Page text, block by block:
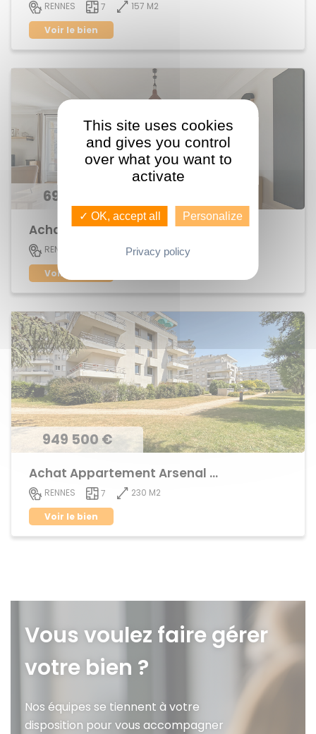
RENNES 7
157 M2
Voir le bien
696 300 €
Achat Appartement centre ville
RENNES
152 M2
Voir le bien
949 500 €
Achat Appartement Arsenal - Redon
RENNES 7
230 M2
Voir le bien
Vous voulez faire gérer
votre bien ?
Nos équipes se tiennent à votre
disposition pour vous accompagner
This site uses cookies
and gives you control
over what you want to
activate
✓ OK, accept all Personalize
Privacy policy